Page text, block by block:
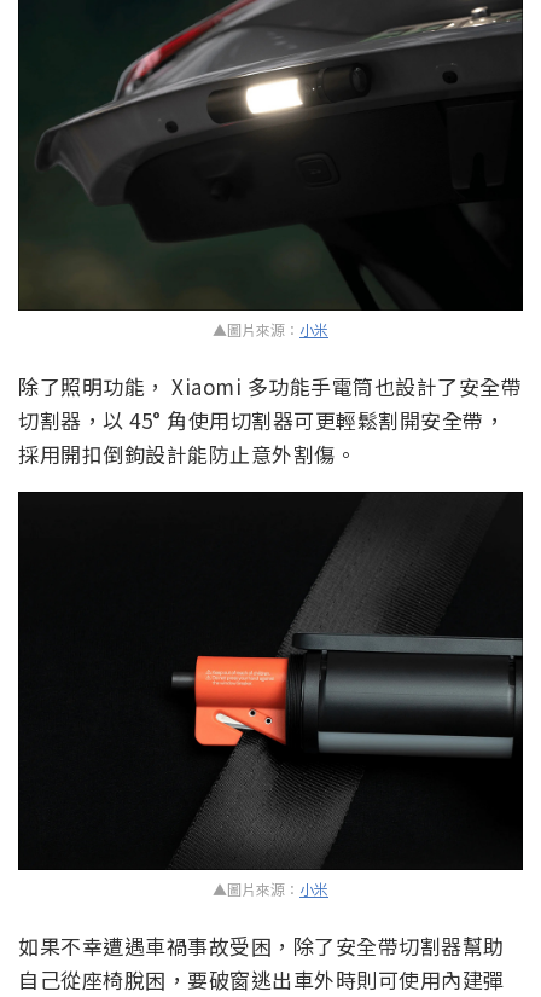
▲圖片來源： 小米
除了照明功能， Xiaomi 多功能手電筒也設計了安全帶
切割器，以 45° 角使用切割器可更輕鬆割開安全帶，
採用開扣倒鉤設計能防止意外割傷。
▲圖片來源： 小米
如果不幸遭遇車禍事故受困，除了安全帶切割器幫助
自己從座椅脫困，要破窗逃出車外時則可使用內建彈